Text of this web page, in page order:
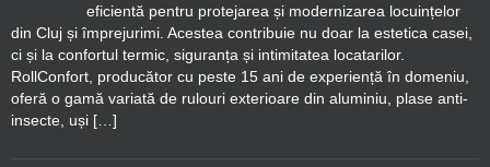
eficientă pentru protejarea și modernizarea locuințelor
din Cluj și împrejurimi. Acestea contribuie nu doar la estetica casei,
ci și la confortul termic, siguranța și intimitatea locatarilor.
RollConfort, producător cu peste 15 ani de experiență în domeniu,
oferă o gamă variată de rulouri exterioare din aluminiu, plase anti-
insecte, uși […]